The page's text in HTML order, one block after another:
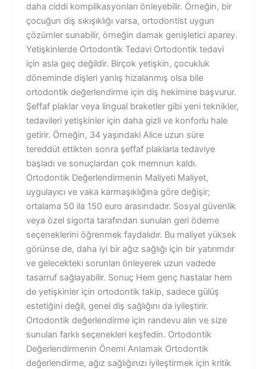
daha ciddi komplikasyonları önleyebilir. Örneğin, bir
çocuğun diş sıkışıklığı varsa, ortodontist uygun
çözümler sunabilir, örneğin damak genişletici aparey.
Yetişkinlerde Ortodontik Tedavi Ortodontik tedavi
için asla geç değildir. Birçok yetişkin, çocukluk
döneminde dişleri yanlış hizalanmış olsa bile
ortodontik değerlendirme için diş hekimine başvurur.
Şeffaf plaklar veya lingual braketler gibi yeni teknikler,
tedavileri yetişkinler için daha gizli ve konforlu hale
getirir. Örneğin, 34 yaşındaki Alice uzun süre
tereddüt ettikten sonra şeffaf plaklarla tedaviye
başladı ve sonuçlardan çok memnun kaldı.
Ortodontik Değerlendirmenin Maliyeti Maliyet,
uygulayıcı ve vaka karmaşıklığına göre değişir;
ortalama 50 ila 150 euro arasındadır. Sosyal güvenlik
veya özel sigorta tarafından sunulan geri ödeme
seçeneklerini öğrenmek faydalıdır. Bu maliyet yüksek
görünse de, daha iyi bir ağız sağlığı için bir yatırımdır
ve gelecekteki sorunları önleyerek uzun vadede
tasarruf sağlayabilir. Sonuç Hem genç hastalar hem
de yetişkinler için ortodontik takip, sadece gülüş
estetiğini değil, genel diş sağlığını da iyileştirir.
Ortodontik değerlendirme için randevu alın ve size
sunulan farklı seçenekleri keşfedin. Ortodontik
Değerlendirmenin Önemi Anlamak Ortodontik
değerlendirme, ağız sağlığınızı iyileştirmek için kritik